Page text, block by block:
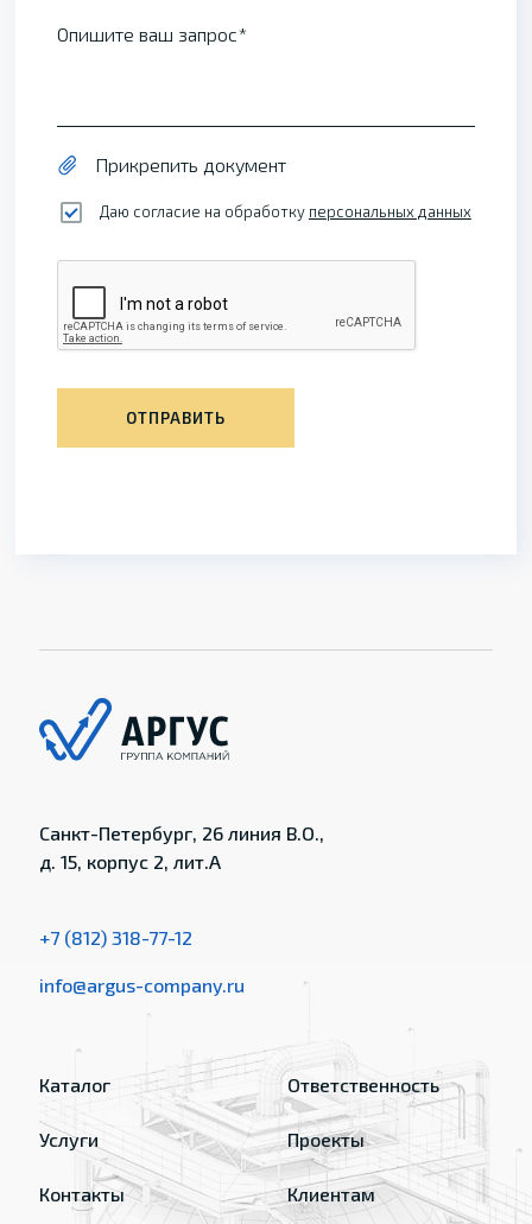
Опишите ваш запрос
Прикрепить документ
Даю согласие на обработку персональных данных
ОТПРАВИТЬ
Санкт-Петербург, 26 линия В.О.,
д. 15, корпус 2, лит.А
+7 (812) 318-77-12
info@argus-company.ru
Каталог
Услуги
Контакты
Ответственность
Проекты
Клиентам